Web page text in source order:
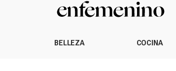
BELLEZA COCINA